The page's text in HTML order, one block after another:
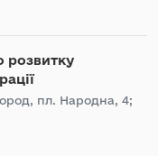
розвитку
пл. Народна, 4;